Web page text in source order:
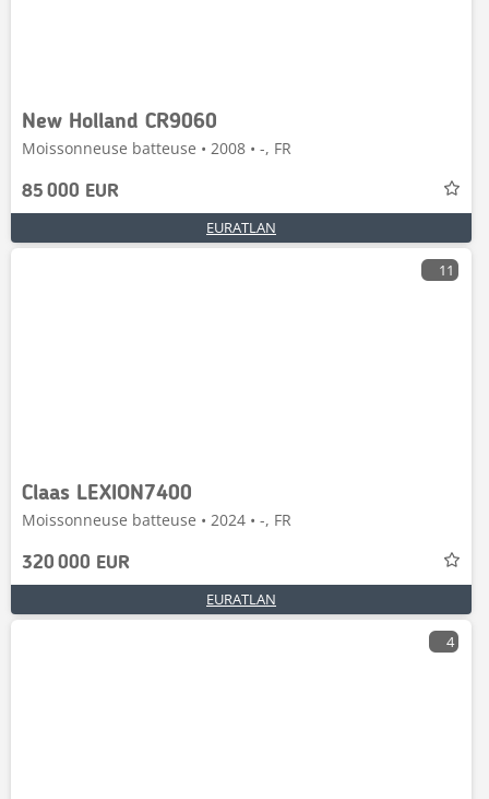
New Holland CR9060
Moissonneuse batteuse • 2008 • -, FR
85 000 EUR
EURATLAN
11
Claas LEXION7400
Moissonneuse batteuse • 2024 • -, FR
320 000 EUR
EURATLAN
4